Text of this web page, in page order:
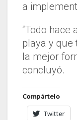
a
“Todo hace
playa y que
la mejor
concluyó.
Compártelo
Twitter